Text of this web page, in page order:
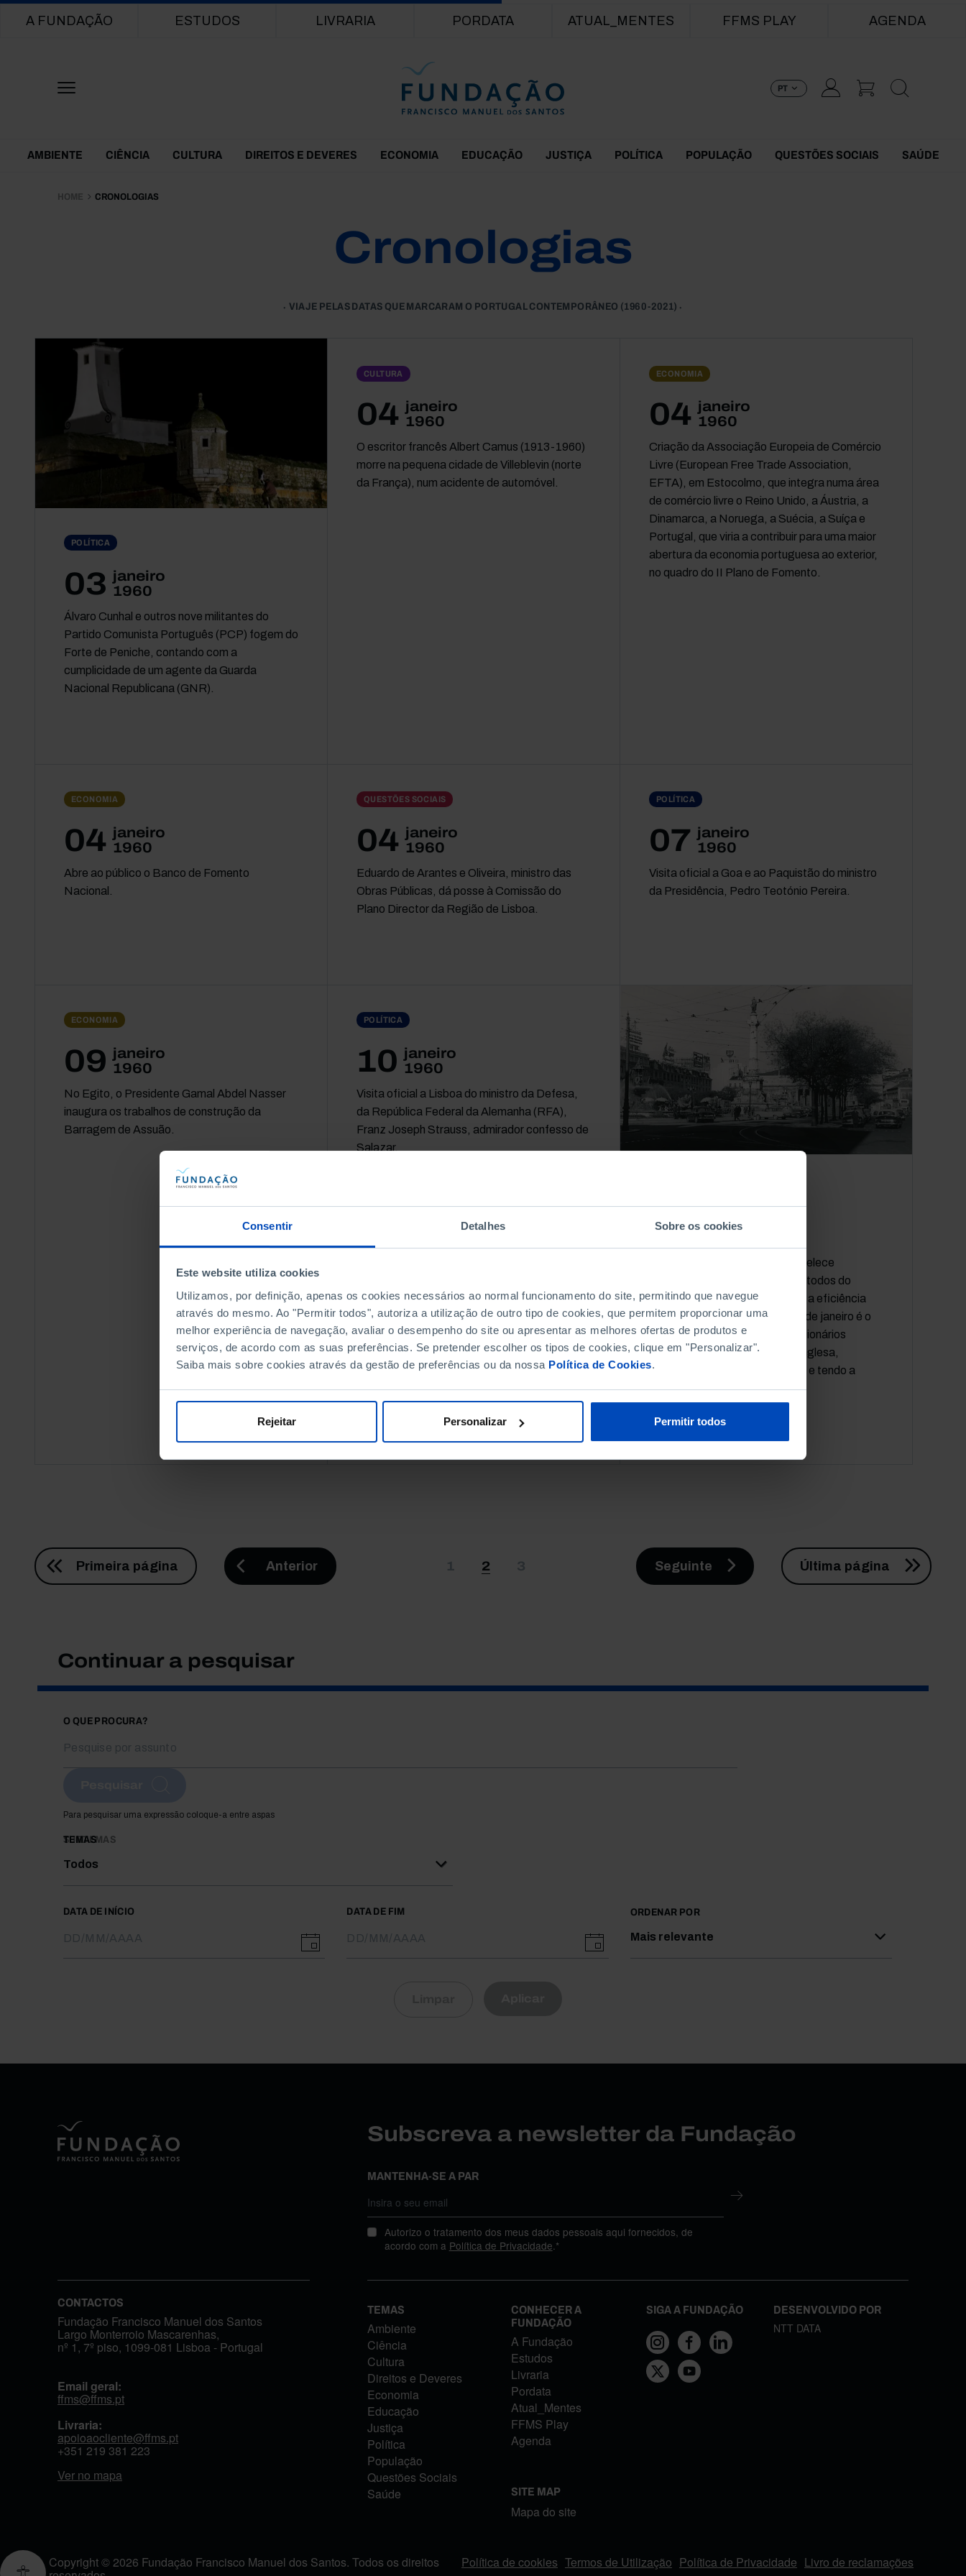
Consentir Detalhes Sobre os cookies
Este website utiliza cookies
Utilizamos, por definição, apenas os cookies necessários ao normal funcionamento do site, permitindo que navegue
através do mesmo. Ao "Permitir todos", autoriza a utilização de outro tipo de cookies, que permitem proporcionar uma
melhor experiência de navegação, avaliar o desempenho do site ou apresentar as melhores ofertas de produtos e
serviços, de acordo com as suas preferências. Se pretender escolher os tipos de cookies, clique em "Personalizar".
Saiba mais sobre cookies através da gestão de preferências ou da nossa Política de Cookies.
Rejeitar Personalizar Permitir todos
Main navigation
A FUNDAÇÃO ESTUDOS LIVRARIA PORDATA ATUAL_MENTES FFMS PLAY AGENDA
PT
Themes Menu
AMBIENTE CIÊNCIA CULTURA DIREITOS E DEVERES ECONOMIA EDUCAÇÃO JUSTIÇA POLÍTICA POPULAÇÃO QUESTÕES SOCIAIS SAÚDE
HOME CRONOLOGIAS
Cronologias
VIAJE PELAS DATAS QUE MARCARAM O PORTUGAL CONTEMPORÂNEO (1960-2021)
POLÍTICA
03 janeiro
1960
Álvaro Cunhal e outros nove militantes do
Partido Comunista Português (PCP) fogem do
Forte de Peniche, contando com a
cumplicidade de um agente da Guarda
Nacional Republicana (GNR).
CULTURA
04 janeiro
1960
O escritor francês Albert Camus (1913-1960)
morre na pequena cidade de Villeblevin (norte
da França), num acidente de automóvel.
ECONOMIA
04 janeiro
1960
Criação da Associação Europeia de Comércio
Livre (European Free Trade Association,
EFTA), em Estocolmo, que integra numa área
de comércio livre o Reino Unido, a Áustria, a
Dinamarca, a Noruega, a Suécia, a Suíça e
Portugal, que viria a contribuir para uma maior
abertura da economia portuguesa ao exterior,
no quadro do II Plano de Fomento.
ECONOMIA
04 janeiro
1960
Abre ao público o Banco de Fomento
Nacional.
QUESTÕES SOCIAIS
04 janeiro
1960
Eduardo de Arantes e Oliveira, ministro das
Obras Públicas, dá posse à Comissão do
Plano Director da Região de Lisboa.
POLÍTICA
07 janeiro
1960
Visita oficial a Goa e ao Paquistão do ministro
da Presidência, Pedro Teotónio Pereira.
ECONOMIA
09 janeiro
1960
No Egito, o Presidente Gamal Abdel Nasser
inaugura os trabalhos de construção da
Barragem de Assuão.
POLÍTICA
10 janeiro
1960
Visita oficial a Lisboa do ministro da Defesa,
da República Federal da Alemanha (RFA),
Franz Joseph Strauss, admirador confesso de
Salazar.
11 janeiro
O Decreto-Lei n.º 42 800 estabelece
disposições para simplificar métodos do
trabalho burocrático e melhorar a eficiência
dos serviços públicos. O dia 16 de janeiro é o
primeiro sábado em que os funcionários
públicos usufruem da semana inglesa,
terminando o trabalho às 12h30 e tendo a
tarde livre.
Paginação
Primeira página Primeira páginaAnteriorPágina anterior 1 2 3 Seguinte Próxima páginaÚltima página Última
Continuar a pesquisar
O QUE PROCURA?
Para pesquisar uma expressão coloque-a entre aspas
TEMAS
Todos
SUBTEMAS
DATA DE INÍCIO DATA DE FIM ORDENAR POR
Mais relevante
Subscreva a newsletter da Fundação
MANTENHA-SE A PAR
Autorizo o tratamento dos meus dados pessoais aqui fornecidos, de
acordo com a Política de Privacidade.*
CONTACTOS
Fundação Francisco Manuel dos Santos
Largo Monterroio Mascarenhas,
nº 1, 7º piso, 1099-081 Lisboa - Portugal
Email geral:
ffms@ffms.pt
Livraria:
apoioaocliente@ffms.pt
+351 219 381 223
Ver no mapa
TEMAS
Ambiente
Ciência
Cultura
Direitos e Deveres
Economia
Educação
Justiça
Política
População
Questões Sociais
Saúde
CONHECER A
FUNDAÇÃO
A Fundação
Estudos
Livraria
Pordata
Atual_Mentes
FFMS Play
Agenda
SITE MAP
Mapa do site
SIGA A FUNDAÇÃO DESENVOLVIDO POR
NTT DATA
Copyright © 2026 Fundação Francisco Manuel dos Santos. Todos os direitos FOOTER MENU
Política de cookies Termos de Utilização Política de Privacidade Livro de reclamações